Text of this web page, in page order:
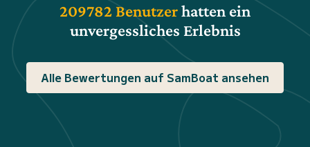
209782 Benutzerhatten ein
unvergessliches Erlebnis
Alle Bewertungen auf SamBoat ansehen